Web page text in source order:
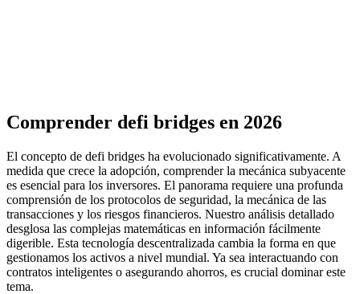
Comprender defi bridges en 2026
El concepto de defi bridges ha evolucionado significativamente. A
medida que crece la adopción, comprender la mecánica subyacente
es esencial para los inversores. El panorama requiere una profunda
comprensión de los protocolos de seguridad, la mecánica de las
transacciones y los riesgos financieros. Nuestro análisis detallado
desglosa las complejas matemáticas en información fácilmente
digerible. Esta tecnología descentralizada cambia la forma en que
gestionamos los activos a nivel mundial. Ya sea interactuando con
contratos inteligentes o asegurando ahorros, es crucial dominar este
tema.